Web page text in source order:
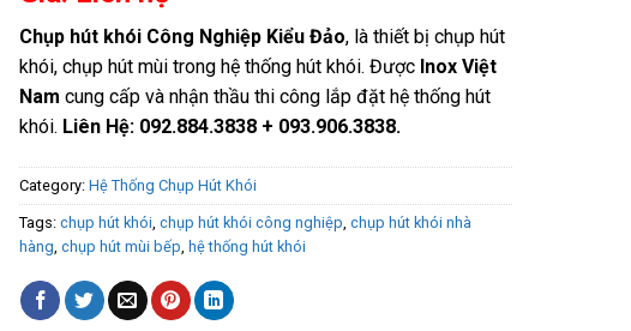
Chụp hút khói Công Nghiệp Kiểu Đảo, là thiết bị chụp hút
khói, chụp hút mùi trong hệ thống hút khói. Được Inox Việt
Nam cung cấp và nhận thầu thi công lắp đặt hệ thống hút
khói. Liên Hệ: 092.884.3838 + 093.906.3838.
Category: Hệ Thống Chụp Hút Khói
Tags: chụp hút khói, chụp hút khói công nghiệp, chụp hút khói nhà
hàng, chụp hút mùi bếp, hệ thống hút khói